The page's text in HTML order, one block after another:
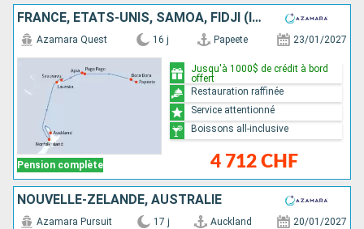
FRANCE, ÉTATS-UNIS, SAMOA, FIDJI (ÎLES), NOUVELLE-ZÉLANDE
Pension complète
Azamara Quest 16 j Papeete 23/01/2027
4 712 CHF
Jusqu'à 1000$ de crédit à bord
offert
Restauration raffinée
Service attentionné
Boissons all-inclusive
NOUVELLE-ZÉLANDE, AUSTRALIE
Azamara Pursuit 17 j Auckland 20/01/2027